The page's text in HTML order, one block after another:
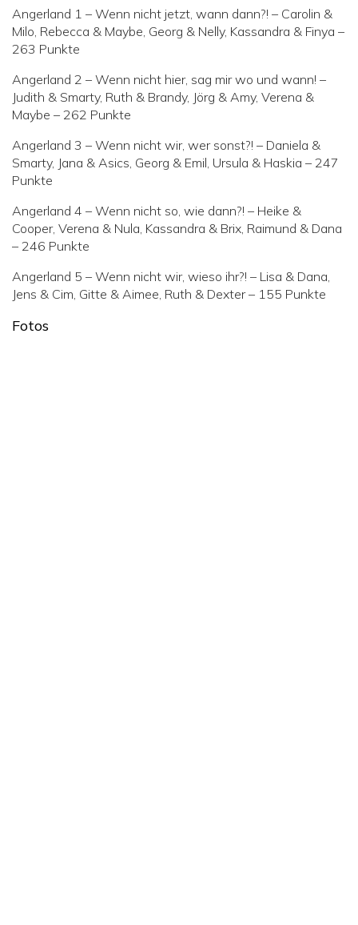
Angerland 1 – Wenn nicht jetzt, wann dann?! – Carolin &
Milo, Rebecca & Maybe, Georg & Nelly, Kassandra & Finya –
263 Punkte
Angerland 2 – Wenn nicht hier, sag mir wo und wann! –
Judith & Smarty, Ruth & Brandy, Jörg & Amy, Verena &
Maybe – 262 Punkte
Angerland 3 – Wenn nicht wir, wer sonst?! – Daniela &
Smarty, Jana & Asics, Georg & Emil, Ursula & Haskia – 247
Punkte
Angerland 4 – Wenn nicht so, wie dann?! – Heike &
Cooper, Verena & Nula, Kassandra & Brix, Raimund & Dana
– 246 Punkte
Angerland 5 – Wenn nicht wir, wieso ihr?! – Lisa & Dana,
Jens & Cim, Gitte & Aimee, Ruth & Dexter – 155 Punkte
Fotos